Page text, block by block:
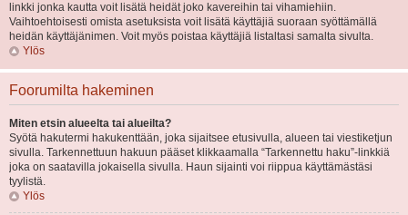
linkki jonka kautta voit lisätä heidät joko kavereihin tai vihamiehiin.
Vaihtoehtoisesti omista asetuksista voit lisätä käyttäjiä suoraan syöttämällä
heidän käyttäjänimen. Voit myös poistaa käyttäjiä listaltasi samalta sivulta.
Ylös
Foorumilta hakeminen
Miten etsin alueelta tai alueilta?
Syötä hakutermi hakukenttään, joka sijaitsee etusivulla, alueen tai viestiketjun
sivulla. Tarkennettuun hakuun pääset klikkaamalla “Tarkennettu haku”-linkkiä
joka on saatavilla jokaisella sivulla. Haun sijainti voi riippua käyttämästäsi
tyylistä.
Ylös